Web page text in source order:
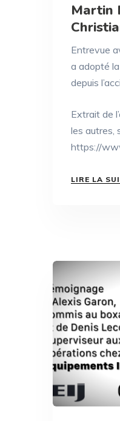
Martin
Entrevue
a adopté
depuis
Extrait de
les autres,
https://
LIRE LA